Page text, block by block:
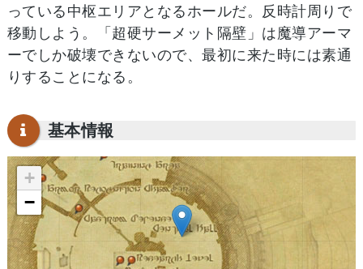
っている中枢エリアとなるホールだ。反時計周りで
移動しよう。「超硬サーメット隔壁」は魔導アーマ
ーでしか破壊できないので、最初に来た時には素通
りすることになる。
基本情報
+
−